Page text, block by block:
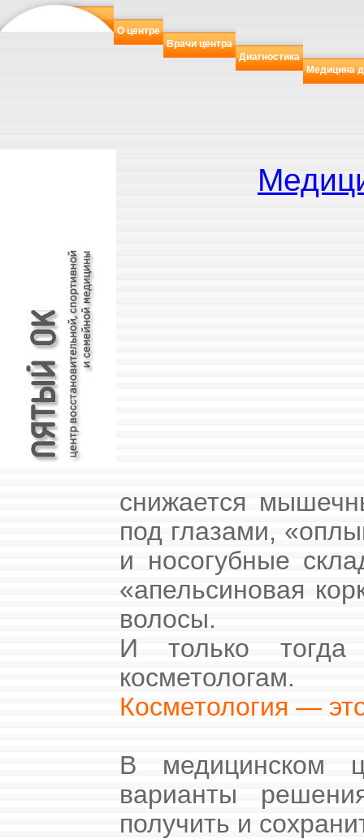
О центре
Врачи центра
Диагностика
Медицина
снижается
под глазами,
и носогубные
«апельсиновая
волосы.
И только
косметологам.
Косметология —
В медицинском
варианты
получить и